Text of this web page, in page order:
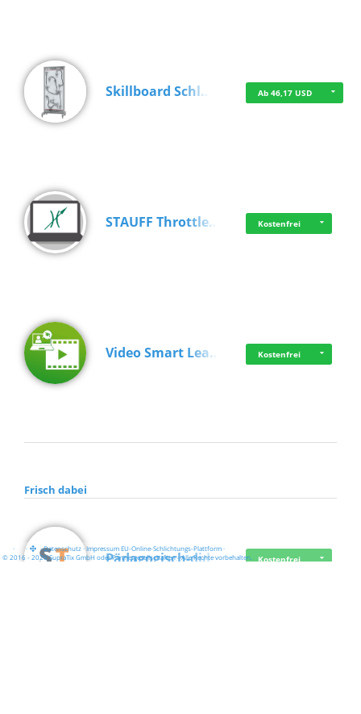
Skillboard Schl… Ab 46,17 USD
STAUFF Throttle… Kostenfrei
Video Smart Lea… Kostenfrei
Frisch dabei
Pädagogisch-did… Kostenfrei
· · ·Datenschutz·Impressum EU-Online-Schlichtungs-Plattform·
© 2016 - 2026 SupraTix GmbH oder Partnergesellschaften - Alle Rechte vorbehalten.